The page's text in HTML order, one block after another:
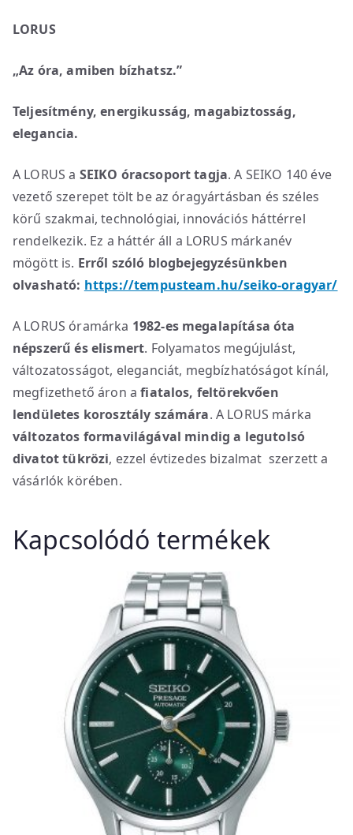
LORUS
„Az óra, amiben bízhatsz.”
Teljesítmény, energikusság, magabiztosság,
elegancia.
A LORUS a SEIKO óracsoport tagja. A SEIKO 140 éve
vezető szerepet tölt be az óragyártásban és széles
körű szakmai, technológiai, innovációs háttérrel
rendelkezik. Ez a háttér áll a LORUS márkanév
mögött is. Erről szóló blogbejegyzésünkben
olvasható: https://tempusteam.hu/seiko-oragyar/
A LORUS óramárka 1982-es megalapítása óta
népszerű és elismert. Folyamatos megújulást,
változatosságot, eleganciát, megbízhatóságot kínál,
megfizethető áron afiatalos, feltörekvően
lendületes korosztály számára. A LORUS márka
változatos formavilágával mindig a legutolsó
divatot tükrözi, ezzel évtizedes bizalmat szerzett a
vásárlók körében.
Kapcsolódó termékek